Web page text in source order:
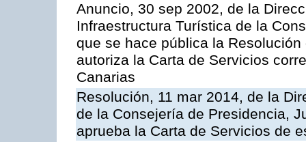
Anuncio, 30 sep 2002, de la
Infraestructura Turística de la
que se hace pública la
autoriza la Carta de Servicios
Canarias
Resolución, 11 mar 2014, de la
de la Consejería de Presidencia,
aprueba la Carta de Servicios de